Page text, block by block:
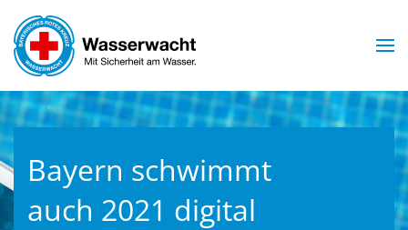
Zum Hauptinhalt springen
Bayern schwimmt
auch 2021 digital